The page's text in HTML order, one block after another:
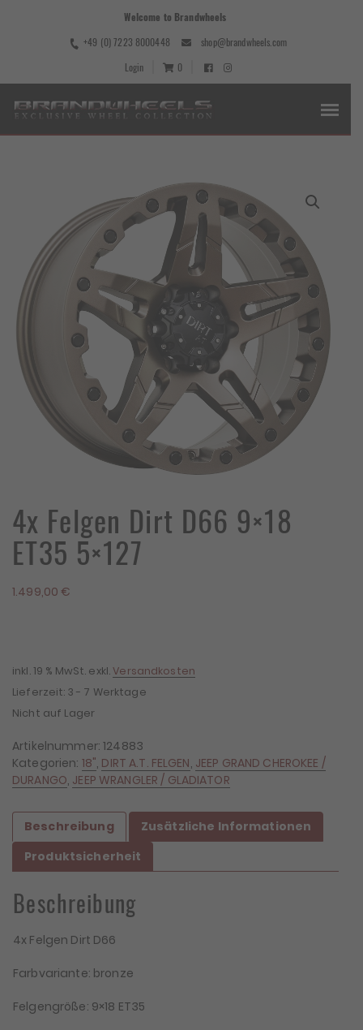
Welcome to Brandwheels
+49 (0) 7223 8000448
shop@brandwheels.com
Login
0
4x Felgen Dirt D66 9×18
ET35 5×127
1.499,00 €
inkl. 19 % MwSt. exkl.Versandkosten
Lieferzeit: 3 - 7 Werktage
Nicht auf Lager
Artikelnummer:124883
Kategorien: 18", DIRT A.T. FELGEN, JEEP GRAND CHEROKEE /
DURANGO, JEEP WRANGLER / GLADIATOR
Beschreibung
Zusätzliche Informationen
Produktsicherheit
Beschreibung
4x Felgen Dirt D66
Farbvariante: bronze
Felgengröße: 9×18 ET35